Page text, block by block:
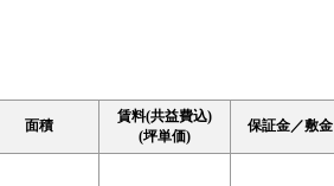
面積
賃料(共益費込)
(坪単価)
保証金／敷金